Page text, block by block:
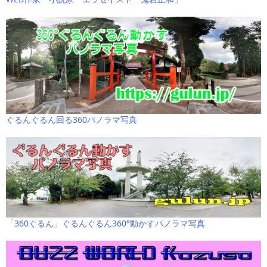
ぐるんぐるん回る360パノラマ写真
「360ぐるん」ぐるんぐるん360°動かすパノラマ写真